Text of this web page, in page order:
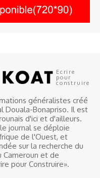
Ecrire
pour
construire
généralistes créé
Douala-Bonapriso. Il est
d'ici et d'ailleurs.
journal se déploie
de l'Ouest, et
sur la recherche du
Cameroun et de
pour Construire».